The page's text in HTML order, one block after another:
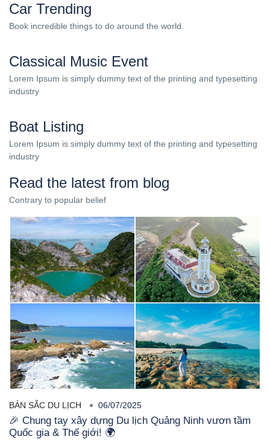
Car Trending
Book incredible things to do around the world.
Classical Music Event
Lorem Ipsum is simply dummy text of the printing and typesetting
industry
Boat Listing
Lorem Ipsum is simply dummy text of the printing and typesetting
industry
Read the latest from blog
Contrary to popular belief
BẢN SẮC DU LỊCH 06/07/2025
🎉 Chung tay xây dựng Du lịch Quảng Ninh vươn tầm
Quốc gia & Thế giới! 🌍